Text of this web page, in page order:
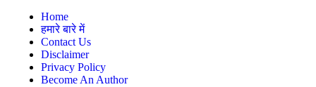
Home
हमारे बारे में
Contact Us
Disclaimer
Privacy Policy
Become An Author